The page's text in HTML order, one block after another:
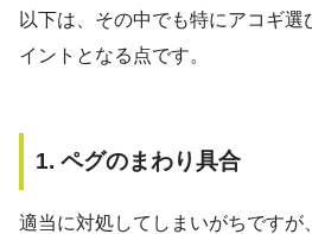
以下は、その中でも特にアコギ
イントとなる点です。
1. ペグのまわり具合
適当に対処してしまいがちですが